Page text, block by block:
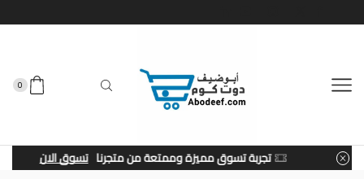
0
تجربة تسوق مميزة وممتعة من متجرنا تسوق الان